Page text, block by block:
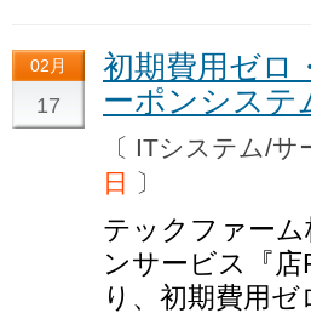
02月
17
初期費用ゼロ
ーポンシステ
〔 ITシステム/
日
〕
テックファー
ンサービス『
り、初期費用